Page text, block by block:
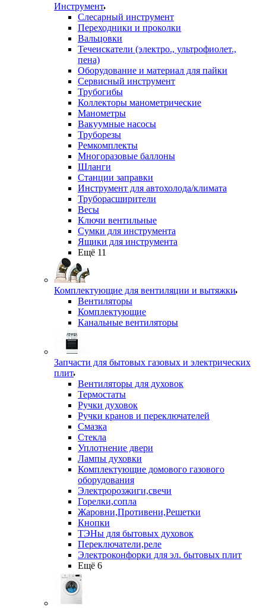
Инструмент
Слесарный инструмент
Переходники и проколки
Вальцовки
Течеискатели (электро., ультрофиолет.,
пена)
Оборудование и материал для пайки
Сервисный инструмент
Трубогибы
Коллекторы манометрические
Манометры
Вакуумные насосы
Труборезы
Ремкомплекты
Многоразовые баллоны
Шланги
Станции заправки
Инструмент для автохолода/климата
Труборасширители
Весы
Ключи вентильные
Сумки для инструмента
Ящики для инструмента
Ещё 11
Комплектующие для вентиляции и вытяжки
Вентиляторы
Комплектующие
Канальные вентиляторы
Запчасти для бытовых газовых и электрических
плит
Вентиляторы для духовок
Термостаты
Ручки духовок
Ручки кранов и переключателей
Смазка
Стекла
Уплотнение двери
Лампы духовки
Комплектующие домового газового
оборудования
Электророзжиги,свечи
Горелки,сопла
Жаровни,Противени,Решетки
Кнопки
ТЭНы для бытовых духовок
Переключатели,реле
Электроконфорки для эл. бытовых плит
Ещё 6